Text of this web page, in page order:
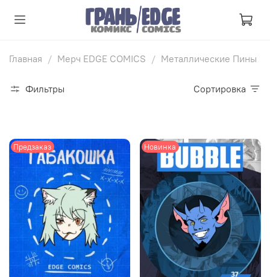
Главная Мерч EDGE COMICS Металлические Пины
Фильтры Сортировка
Предзаказ Новинка